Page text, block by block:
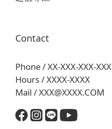
Contact
Phone / XX-XXX-XXX-XXX
Hours / XXXX-XXXX
Mail / XXX@XXXX.COM